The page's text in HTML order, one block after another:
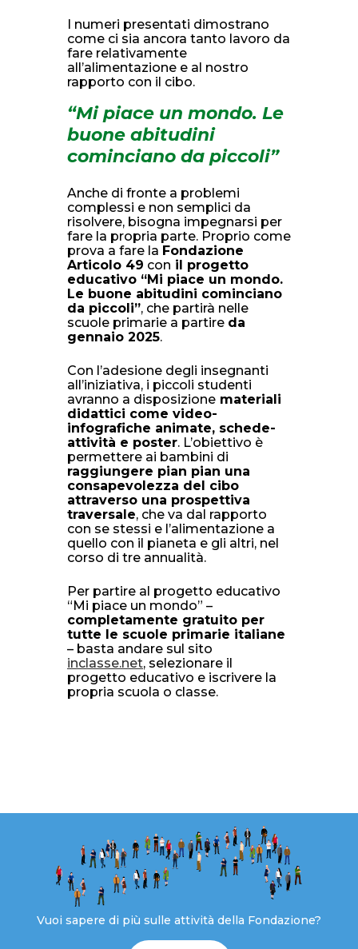
I numeri presentati dimostrano
come ci sia ancora tanto lavoro da
fare relativamente
all’alimentazione e al nostro
rapporto con il cibo.
“Mi piace un mondo. Le
buone abitudini
cominciano da piccoli”
Anche di fronte a problemi
complessi e non semplici da
risolvere, bisogna impegnarsi per
fare la propria parte. Proprio come
prova a fare la Fondazione
Articolo 49 con il progetto
educativo “Mi piace un mondo.
Le buone abitudini cominciano
da piccoli”, che partirà nelle
scuole primarie a partire da
gennaio 2025.
Con l’adesione degli insegnanti
all’iniziativa, i piccoli studenti
avranno a disposizione materiali
didattici come video-
infografiche animate, schede-
attività e poster. L’obiettivo è
permettere ai bambini di
raggiungere pian pian una
consapevolezza del cibo
attraverso una prospettiva
traversale, che va dal rapporto
con se stessi e l’alimentazione a
quello con il pianeta e gli altri, nel
corso di tre annualità.
Per partire al progetto educativo
“Mi piace un mondo” –
completamente gratuito per
tutte le scuole primarie italiane
– basta andare sul sito
inclasse.net, selezionare il
progetto educativo e iscrivere la
propria scuola o classe.
Vuoi sapere di più sulle attività della Fondazione?